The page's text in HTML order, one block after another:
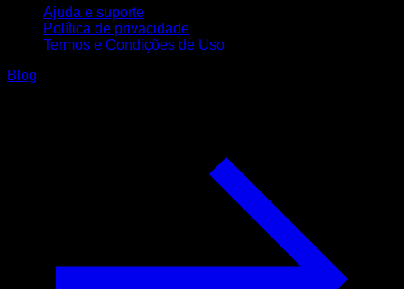
Ajuda e suporte
Política de privacidade
Termos e Condições de Uso
Blog